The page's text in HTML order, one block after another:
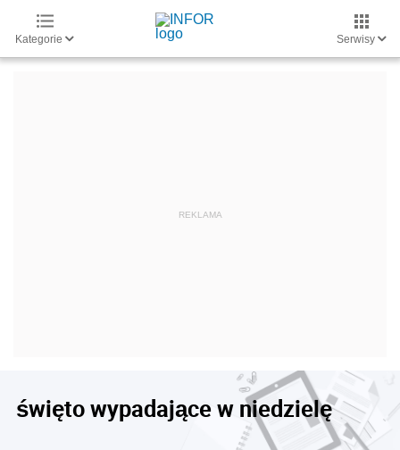
Kategorie Serwisy
święto wypadające w niedzielę